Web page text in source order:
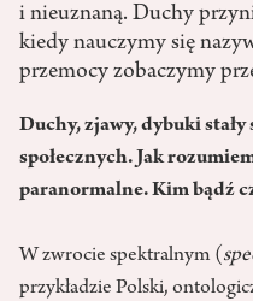
i nieuznaną. Duchy
kiedy nauczymy się
przemocy zobaczymy
Duchy, zjawy, dybuki
społecznych. Jak
paranormalne. Kim bądź
W zwrocie spektralnym (
przykładzie Polski,